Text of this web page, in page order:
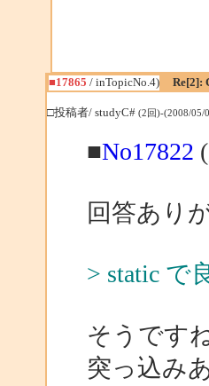
■17865 / inTopicNo.4) Re[2]:
□投稿者/ studyC# (2回)-(2008/05/
■No17822
回答あり
> static で
そうです
突っ込み